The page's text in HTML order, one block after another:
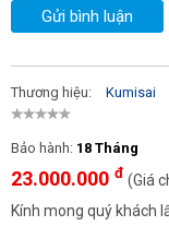
Gửi bình luận
Thương hiệu:
Kumisai
Bảo hành: 18 Tháng
23.000.000 đ (Giá
Kính mong quý khách